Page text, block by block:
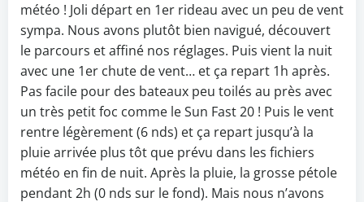
météo ! Joli départ en 1er rideau avec un peu de vent
sympa. Nous avons plutôt bien navigué, découvert
le parcours et affiné nos réglages. Puis vient la nuit
avec une 1er chute de vent… et ça repart 1h après.
Pas facile pour des bateaux peu toilés au près avec
un très petit foc comme le Sun Fast 20 ! Puis le vent
rentre légèrement (6 nds) et ça repart jusqu’à la
pluie arrivée plus tôt que prévu dans les fichiers
météo en fin de nuit. Après la pluie, la grosse pétole
pendant 2h (0 nds sur le fond). Mais nous n’avons